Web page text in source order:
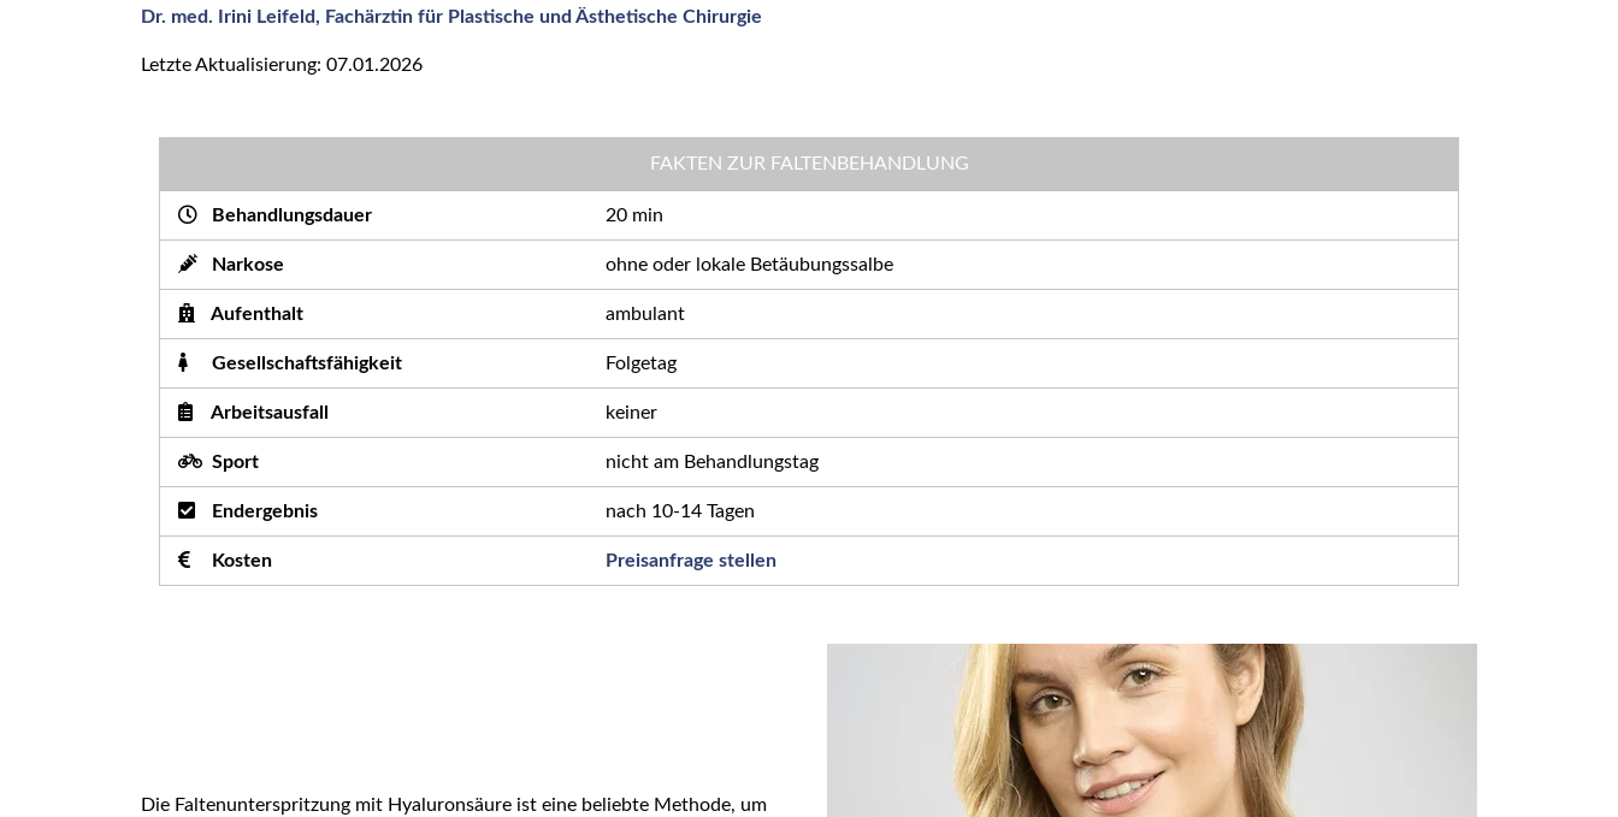
Dr. med. Irini Leifeld, Fachärztin für Plastische und Ästhetische Chirurgie
Letzte Aktualisierung: 07.01.2026
FAKTEN ZUR FALTENBEHANDLUNG
Behandlungsdauer 20 min
Narkose ohne oder lokale Betäubungssalbe
Aufenthalt ambulant
Gesellschaftsfähigkeit Folgetag
Arbeitsausfall keiner
Sport nicht am Behandlungstag
Endergebnis nach 10-14 Tagen
Kosten Preisanfrage stellen
Die Faltenunterspritzung mit Hyaluronsäure ist eine beliebte Methode, um